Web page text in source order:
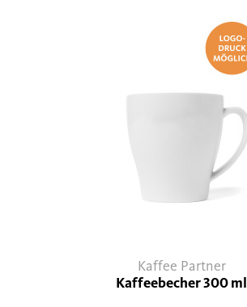
Kaffee Partner
Kaffeebecher 300 ml